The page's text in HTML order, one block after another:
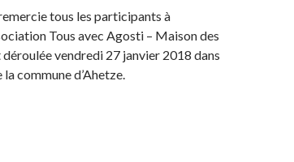
tous les participants à
Tous avec Agosti – Maison des
déroulée vendredi 27 janvier 2018 dans
commune d’Ahetze.
générale pleine d’émotions